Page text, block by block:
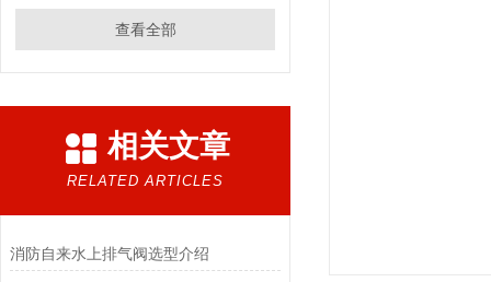
查看全部
相关文章
RELATED ARTICLES
消防自来水上排气阀选型介绍